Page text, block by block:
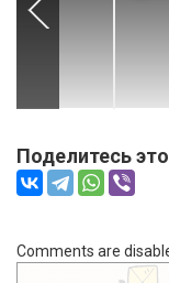
Поделитесь
Comments are